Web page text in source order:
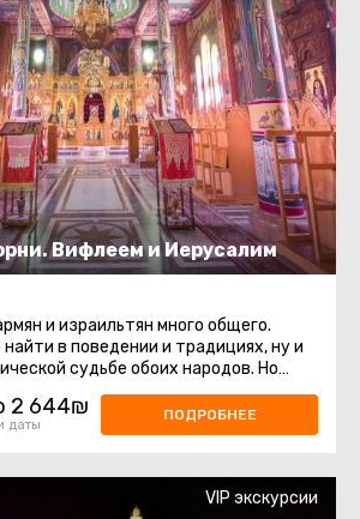
Вифлеем и Иерусалим
и израильтян много общего.
в поведении и традициях, ну и
судьбе обоих народов. Но
2 644₪
даты
ПОДРОБНЕЕ
VIP экскурсии